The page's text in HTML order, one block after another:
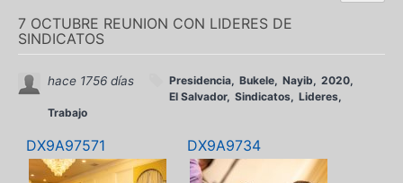
7 OCTUBRE REUNION CON LIDERES DE
SINDICATOS
hace 1756 días Presidencia Bukele Nayib
2020
El Salvador Sindicatos Lideres
Trabajo
DX9A97571 DX9A9734